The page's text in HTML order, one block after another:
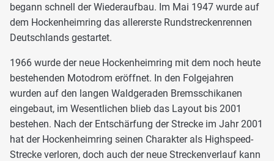
begann schnell der Wiederaufbau. Im Mai 1947 wurde auf
dem Hockenheimring das allererste Rundstreckenrennen
Deutschlands gestartet.
1966 wurde der neue Hockenheimring mit dem noch heute
bestehenden Motodrom eröffnet. In den Folgejahren
wurden auf den langen Waldgeraden Bremsschikanen
eingebaut, im Wesentlichen blieb das Layout bis 2001
bestehen. Nach der Entschärfung der Strecke im Jahr 2001
hat der Hockenheimring seinen Charakter als Highspeed-
Strecke verloren, doch auch der neue Streckenverlauf kann